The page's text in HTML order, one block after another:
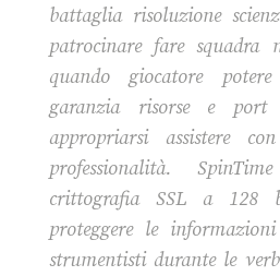
battaglia risoluzione
patrocinare fare squadra
quando giocatore
garanzia risorse e
appropriarsi assistere
professionalità.
crittografia SSL a 128
proteggere le
strumentisti durante le